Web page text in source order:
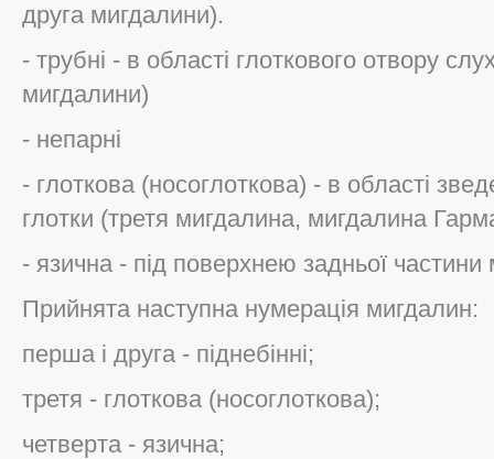
друга мигдалини).
- трубні - в області глоткового отвору
мигдалини)
- непарні
- глоткова (носоглоткова) - в області
глотки (третя мигдалина, мигдалина
- язична - під поверхнею задньої
Прийнята наступна нумерація мигдалин:
перша і друга - піднебінні;
третя - глоткова (носоглоткова);
четверта - язична;